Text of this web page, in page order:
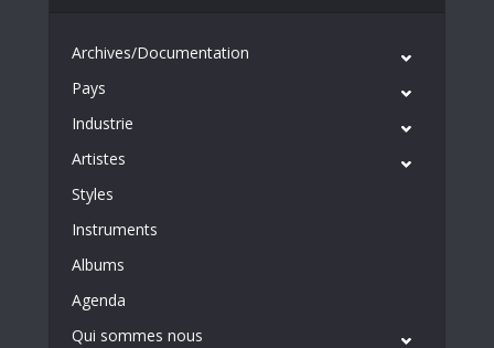
Archives/Documentation
Pays
Industrie
Artistes
Styles
Instruments
Albums
Agenda
Qui sommes nous